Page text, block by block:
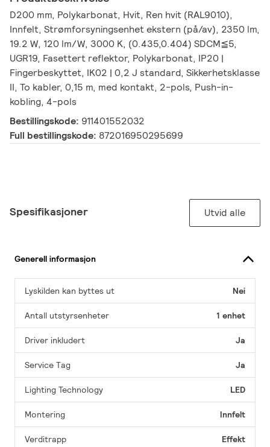
D200 mm, Polykarbonat, Hvit, Ren hvit (RAL9010),
Innfelt, Strømforsyningsenhet ekstern (på/av), 2350 lm,
19.2 W, 120 lm/W, 3000 K, (0.435,0.404) SDCM≦5,
UGR19, Fasettert reflektor, Polykarbonat, IP20 |
Fingerbeskyttet, IK02 | 0,2 J standard, Sikkerhetsklasse
II, To kabler, 0,15 m, med kontakt, 2-pols, Push-in-
kobling, 4-pols
Bestillingskode: 911401552032
Full bestillingskode: 872016950295699
Spesifikasjoner Utvid alle
Generell informasjon
Lyskilden kan byttes ut Nei
Antall utstyrsenheter 1 enhet
Driver inkludert Ja
Service Tag Ja
Lighting Technology LED
Montering Innfelt
Verditrapp Effekt